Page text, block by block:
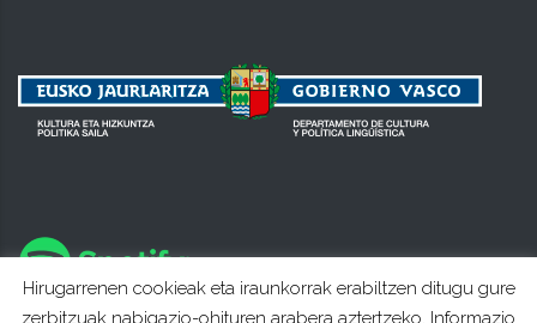
Hirugarrenen cookieak eta iraunkorrak erabiltzen ditugu gure
zerbitzuak nabigazio-ohituren arabera aztertzeko. Informazio